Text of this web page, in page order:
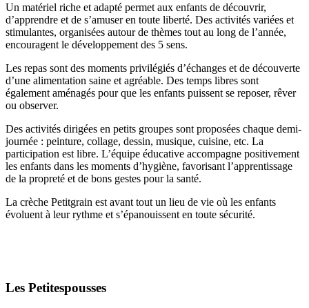
Un matériel riche et adapté permet aux enfants de découvrir,
d’apprendre et de s’amuser en toute liberté. Des activités variées et
stimulantes, organisées autour de thèmes tout au long de l’année,
encouragent le développement des 5 sens.
Les repas sont des moments privilégiés d’échanges et de découverte
d’une alimentation saine et agréable. Des temps libres sont
également aménagés pour que les enfants puissent se reposer, rêver
ou observer.
Des activités dirigées en petits groupes sont proposées chaque demi-
journée : peinture, collage, dessin, musique, cuisine, etc. La
participation est libre. L’équipe éducative accompagne positivement
les enfants dans les moments d’hygiène, favorisant l’apprentissage
de la propreté et de bons gestes pour la santé.
La crèche Petitgrain est avant tout un lieu de vie où les enfants
évoluent à leur rythme et s’épanouissent en toute sécurité.
Les Petitespousses